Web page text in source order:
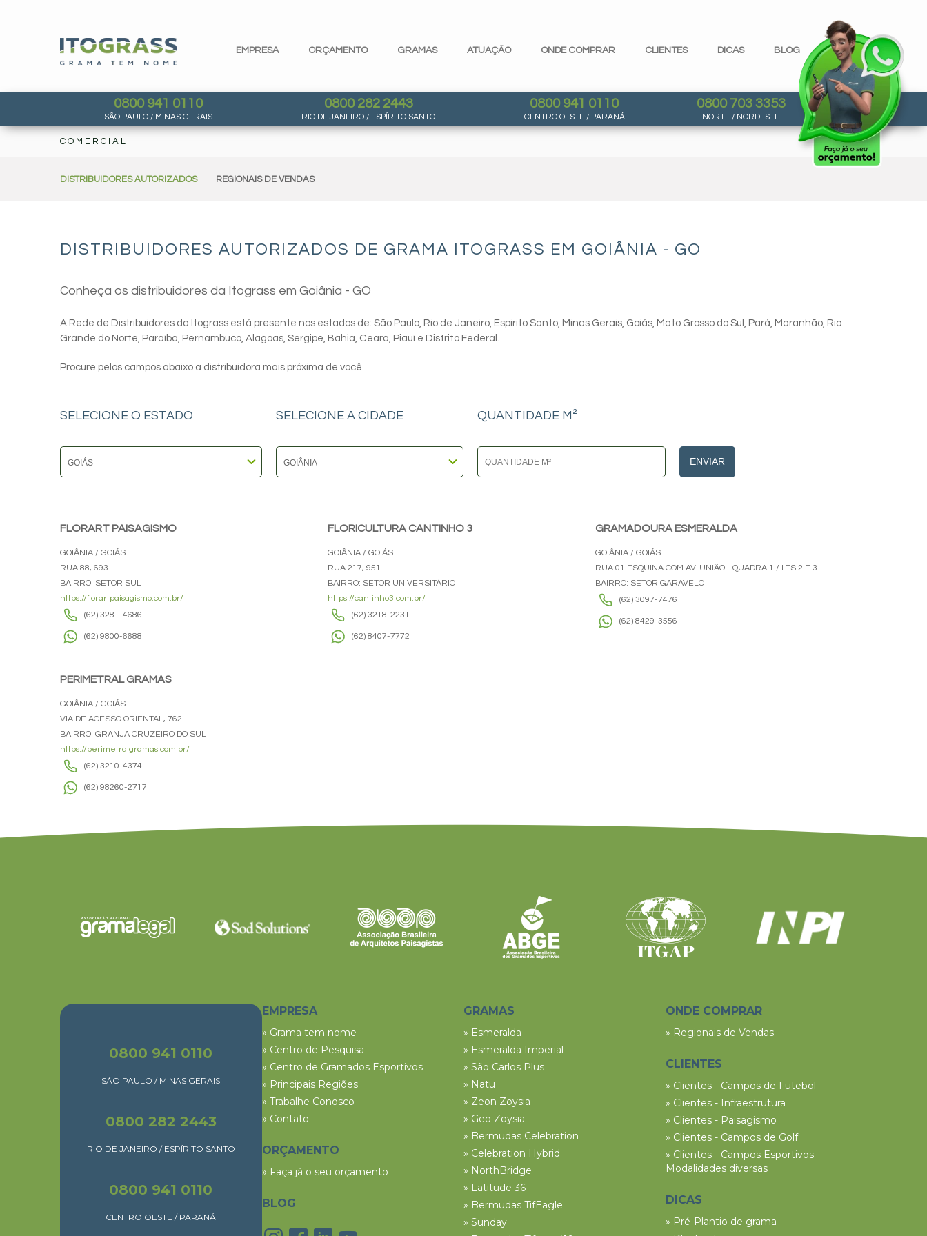
EMPRESA ORÇAMENTO GRAMAS ATUAÇÃO ONDE COMPRAR CLIENTES DICAS BLOG
0800 941 0110
SÃO PAULO / MINAS GERAIS
0800 282 2443
RIO DE JANEIRO / ESPÍRITO SANTO
0800 941 0110
CENTRO OESTE / PARANÁ
0800 703 3353
NORTE / NORDESTE
COMERCIAL
DISTRIBUIDORES AUTORIZADOS REGIONAIS DE VENDAS
DISTRIBUIDORES AUTORIZADOS DE GRAMA ITOGRASS EM GOIÂNIA - GO
Conheça os distribuidores da Itograss em Goiânia - GO
A Rede de Distribuidores da Itograss está presente nos estados de: São Paulo, Rio de Janeiro, Espirito Santo, Minas Gerais, Goiás, Mato Grosso do Sul, Pará, Maranhão, Rio
Grande do Norte, Paraíba, Pernambuco, Alagoas, Sergipe, Bahia, Ceará, Piauí e Distrito Federal.
Procure pelos campos abaixo a distribuidora mais próxima de você.
SELECIONE O ESTADO SELECIONE A CIDADE QUANTIDADE M²
ENVIAR
FLORART PAISAGISMO
GOIÂNIA / GOIÁS
RUA 88, 693
BAIRRO: SETOR SUL
https://florartpaisagismo.com.br/
(62) 3281-4686
(62) 9800-6688
FLORICULTURA CANTINHO 3
GOIÂNIA / GOIÁS
RUA 217, 951
BAIRRO: SETOR UNIVERSITÁRIO
https://cantinho3.com.br/
(62) 3218-2231
(62) 8407-7772
GRAMADOURA ESMERALDA
GOIÂNIA / GOIÁS
RUA 01 ESQUINA COM AV. UNIÃO - QUADRA 1 / LTS 2 E 3
BAIRRO: SETOR GARAVELO
(62) 3097-7476
(62) 8429-3556
PERIMETRAL GRAMAS
GOIÂNIA / GOIÁS
VIA DE ACESSO ORIENTAL, 762
BAIRRO: GRANJA CRUZEIRO DO SUL
https://perimetralgramas.com.br/
(62) 3210-4374
(62) 98260-2717
0800 941 0110
SÃO PAULO / MINAS GERAIS
0800 282 2443
RIO DE JANEIRO / ESPÍRITO SANTO
0800 941 0110
CENTRO OESTE / PARANÁ
EMPRESA
» Grama tem nome
» Centro de Pesquisa
» Centro de Gramados Esportivos
» Principais Regiões
» Trabalhe Conosco
» Contato
ORÇAMENTO
» Faça já o seu orçamento
BLOG
GRAMAS
» Esmeralda
» Esmeralda Imperial
» São Carlos Plus
» Natu
» Zeon Zoysia
» Geo Zoysia
» Bermudas Celebration
» Celebration Hybrid
» NorthBridge
» Latitude 36
» Bermudas TifEagle
» Sunday
ONDE COMPRAR
» Regionais de Vendas
CLIENTES
» Clientes - Campos de Futebol
» Clientes - Infraestrutura
» Clientes - Paisagismo
» Clientes - Campos de Golf
» Clientes - Campos Esportivos -
Modalidades diversas
DICAS
» Pré-Plantio de grama